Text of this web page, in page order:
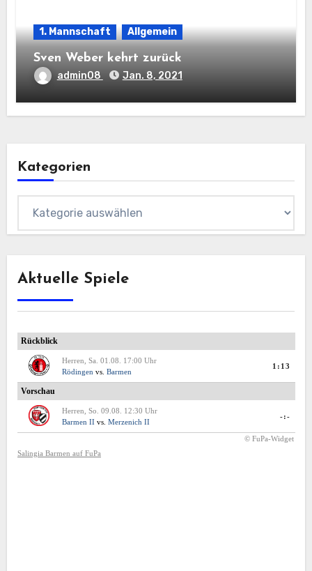
1. Mannschaft Allgemein
Sven Weber kehrt zurück
admin08 Jan. 8, 2021
Kategorien
Aktuelle Spiele